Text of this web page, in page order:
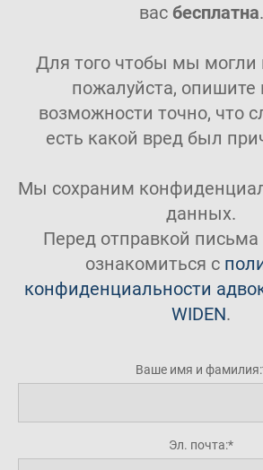
вас бесплатна.
Для того чтобы мы могли
пожалуйста,
возможности точно, что
есть какой вред был
Мы сохраним
данных.
Перед отправкой
ознакомиться с
конфиденциальности
WIDEN.
Ваше имя и фамилия:
Эл. почта: